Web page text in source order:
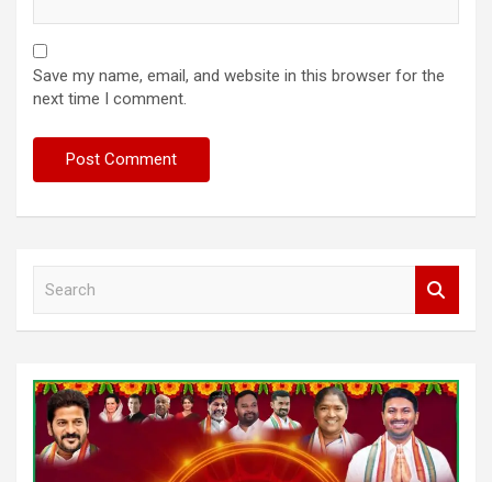
Save my name, email, and website in this browser for the
next time I comment.
h